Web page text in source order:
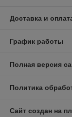
Доставка и
График работы
Полная версия
Политика
Сайт создан на